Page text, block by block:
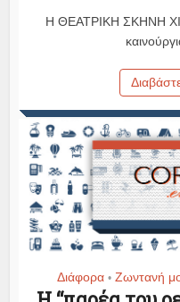
Η ΘEATPΙΚΗ ΣΚΗΝΗ
Διάφορα • Ζωντανή